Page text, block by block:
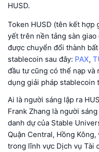
HUSD.
Token HUSD (tên kết hợp
yết trên nền tảng sàn giao
được chuyển đổi thành
stablecoin sau đây: PAX,
đầu tư cũng có thể nạp
dụng giải pháp stablecoin
Ai là người sáng lập ra
Frank Zhang là người
danh dự của Stable
Quận Central, Hồng
trong lĩnh vực Dịch vụ Tài